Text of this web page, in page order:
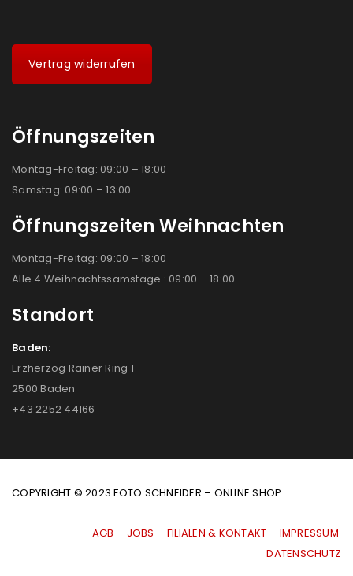
Vertrag widerrufen
Öffnungszeiten
Montag-Freitag: 09:00 – 18:00
Samstag: 09:00 – 13:00
Öffnungszeiten Weihnachten
Montag-Freitag: 09:00 – 18:00
Alle 4 Weihnachtssamstage : 09:00 – 18:00
Standort
Baden:
Erzherzog Rainer Ring 1
2500 Baden
+43 2252 44166
COPYRIGHT © 2023 FOTO SCHNEIDER – ONLINE SHOP
AGB JOBS FILIALEN & KONTAKT
IMPRESSUM
|DATENSCHUTZ